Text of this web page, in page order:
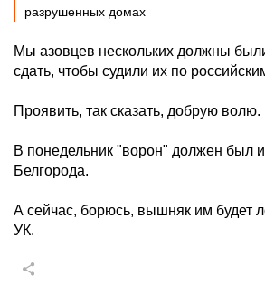
разрушенных домах
Мы азовцев нескольких должны
сдать, чтобы судили их по
Проявить, так сказать, добрую волю.
В понедельник "ворон" должен был
Белгорода.
А сейчас, борюсь, вышняк им будет
УК.